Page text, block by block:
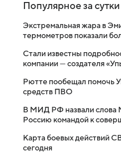
Популярное за сутки
Экстремальная жара в
термометров показали
Стали известны
компании — создателя
Рютте пообещал помочь
средств ПВО
В МИД РФ назвали слова
Россию командой к
Карта боевых действий
сегодня